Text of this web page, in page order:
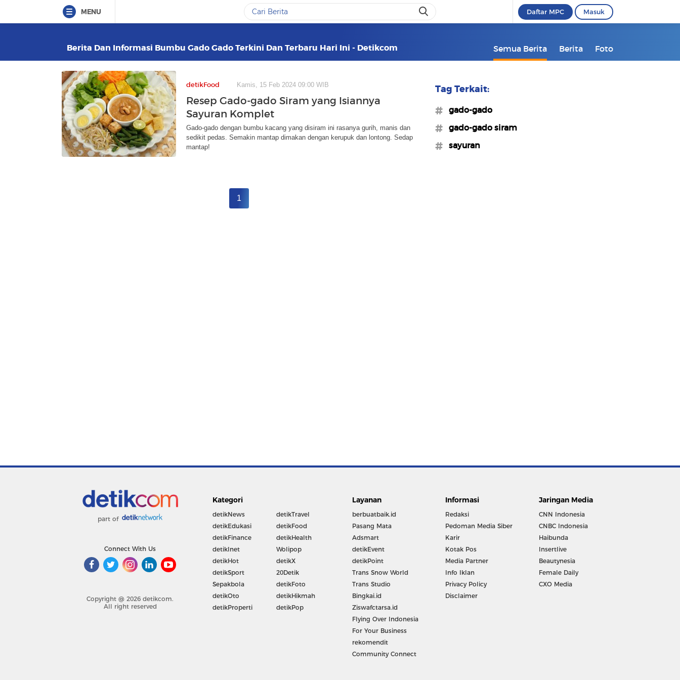
MENU Daftar MPC Masuk
Berita Dan Informasi Bumbu Gado Gado Terkini Dan Terbaru Hari Ini - Detikcom Semua Berita Berita Foto
detikFood Kamis, 15 Feb 2024 09:00 WIB
Resep Gado-gado Siram yang Isiannya
Sayuran Komplet
Gado-gado dengan bumbu kacang yang disiram ini rasanya gurih, manis dan
sedikit pedas. Semakin mantap dimakan dengan kerupuk dan lontong. Sedap
mantap!
1
Tag Terkait:
#gado-gado
#gado-gado siram
#sayuran
part of
Connect With Us
Copyright @ 2026 detikcom.
All right reserved
Kategori
detikNews
detikEdukasi
detikFinance
detikInet
detikHot
detikSport
Sepakbola
detikOto
detikProperti
detikTravel
detikFood
detikHealth
Wolipop
detikX
20Detik
detikFoto
detikHikmah
detikPop
Layanan
berbuatbaik.id
Pasang Mata
Adsmart
detikEvent
detikPoint
Trans Snow World
Trans Studio
Bingkai.id
Ziswafctarsa.id
Flying Over Indonesia
For Your Business
rekomendit
Community Connect
Informasi
Redaksi
Pedoman Media Siber
Karir
Kotak Pos
Media Partner
Info Iklan
Privacy Policy
Disclaimer
Jaringan Media
CNN Indonesia
CNBC Indonesia
Haibunda
Insertlive
Beautynesia
Female Daily
CXO Media